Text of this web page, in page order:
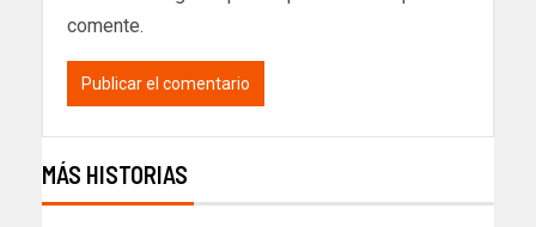
comente.
MÁS HISTORIAS